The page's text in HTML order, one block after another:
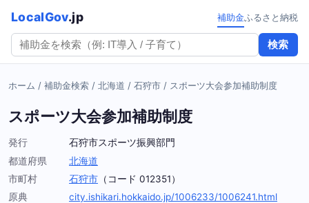
LocalGov.jp
検索
補助金ふるさと納税
ホーム / 補助金検索 / 北海道 / 石狩市 / スポーツ大会参加補助制度
スポーツ大会参加補助制度
発行
石狩市スポーツ振興部門
都道府県
北海道
市町村
石狩市 （コード 012351）
原典
city.ishikari.hokkaido.jp/1006233/1006241.html